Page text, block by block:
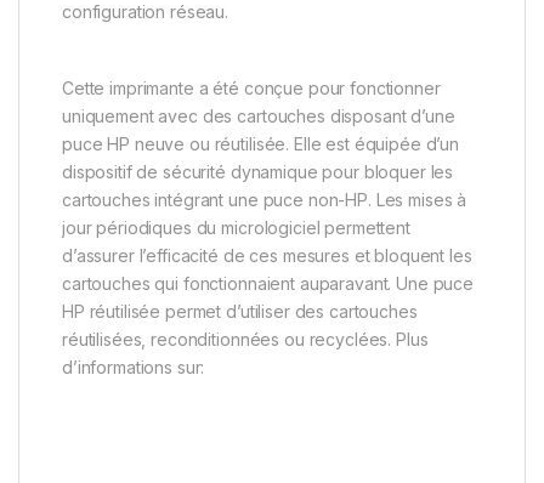
configuration réseau.
Cette imprimante a été conçue pour fonctionner
uniquement avec des cartouches disposant d’une
puce HP neuve ou réutilisée. Elle est équipée d’un
dispositif de sécurité dynamique pour bloquer les
cartouches intégrant une puce non-HP. Les mises à
jour périodiques du micrologiciel permettent
d’assurer l’efficacité de ces mesures et bloquent les
cartouches qui fonctionnaient auparavant. Une puce
HP réutilisée permet d’utiliser des cartouches
réutilisées, reconditionnées ou recyclées. Plus
d’informations sur: